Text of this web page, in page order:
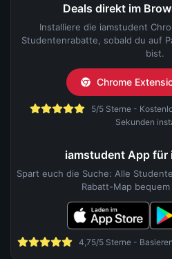
Deals direkt im
Installiere die iamstudent
Studentenrabatte, sobald du auf
bist.
Chrome
5/5 Sterne -
Sekunden
iamstudent App für
Spart euch die Suche: Alle
Rabatt-Map
4,75/5 Sterne -